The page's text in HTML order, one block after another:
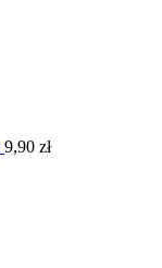
9,90 zł